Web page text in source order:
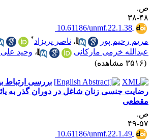
۳۸
‎ 10.61186/unmf.22.1.38
رحیم پور
،ناصر پریزاد *
خرمی مارکانی
،وحید علی
بررسی ارتباط
جنسی زنان شاغل در دوران گذر به
۴۹
‎ 10.61186/unmf.22.1.49